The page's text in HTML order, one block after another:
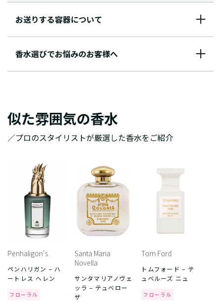
お送りする容器について
香水選びでお悩みのお客様へ
似た雰囲気の香水
／プロのスタイリストが厳選した香水をご紹介
Penhaligon’s
ペンハリガン – ハ
ートレス ヘレン
フローラル
Santa Maria
Novella
サンタマリアノヴェ
ッラ – テュベロー
ザ
Tom Ford
トムフォード – テ
ュベルーズ ニュ
フローラル